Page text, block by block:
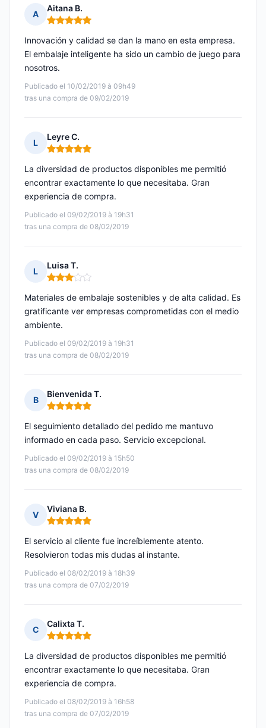
A
Aitana B.
Nota: 5 de 5
Publicado el 10/02/2019 à 09h49
tras una compra de 09/02/2019
Innovación y calidad se dan la mano en esta empresa.
El embalaje inteligente ha sido un cambio de juego para
nosotros.
L
Leyre C.
Nota: 5 de 5
Publicado el 09/02/2019 à 19h31
tras una compra de 08/02/2019
La diversidad de productos disponibles me permitió
encontrar exactamente lo que necesitaba. Gran
experiencia de compra.
L
Luisa T.
Nota: 3 de 5
Publicado el 09/02/2019 à 19h31
tras una compra de 08/02/2019
Materiales de embalaje sostenibles y de alta calidad. Es
gratificante ver empresas comprometidas con el medio
ambiente.
B
Bienvenida T.
Nota: 5 de 5
Publicado el 09/02/2019 à 15h50
tras una compra de 08/02/2019
El seguimiento detallado del pedido me mantuvo
informado en cada paso. Servicio excepcional.
V
Viviana B.
Nota: 5 de 5
Publicado el 08/02/2019 à 18h39
tras una compra de 07/02/2019
El servicio al cliente fue increíblemente atento.
Resolvieron todas mis dudas al instante.
C
Calixta T.
Nota: 5 de 5
Publicado el 08/02/2019 à 16h58
tras una compra de 07/02/2019
La diversidad de productos disponibles me permitió
encontrar exactamente lo que necesitaba. Gran
experiencia de compra.